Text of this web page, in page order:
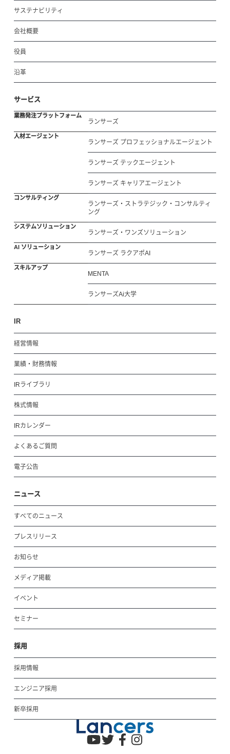
サステナビリティ
会社概要
役員
沿革
サービス
業務発注プラットフォーム
ランサーズ
人材エージェント
ランサーズ プロフェッショナルエージェント
ランサーズ テックエージェント
ランサーズ キャリアエージェント
コンサルティング
ランサーズ・ストラテジック・コンサルティ
ング
システムソリューション
ランサーズ・ワンズソリューション
AI ソリューション
ランサーズ ラクアポAI
スキルアップ
MENTA
ランサーズAi大学
IR
経営情報
業績・財務情報
IRライブラリ
株式情報
IRカレンダー
よくあるご質問
電子公告
ニュース
すべてのニュース
プレスリリース
お知らせ
メディア掲載
イベント
セミナー
採用
採用情報
エンジニア採用
新卒採用